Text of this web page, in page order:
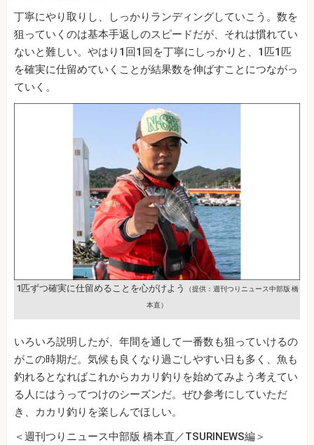
丁寧にやり取りし、しっかりランディングしていこう。数を
狙っていくのは基本手返しのスピードだが、それは慣れてい
ないと難しい。やはり1回1回を丁寧にしっかりと、1匹1匹
を確実に仕留めていくことが結果数を伸ばすことにつながっ
ていく。
1匹ずつ確実に仕留めることを心がけよう （提供：週刊つりニュース中部版 橋
本直）
いろいろ説明したが、年間を通して一番数も狙っていけるの
がこの時期だ。気候も良くなり過ごしやすい日も多く、魚も
釣れるとなればこれからカカリ釣りを始めてみよう考えてい
る人にはうってつけのシーズンだ。ぜひ参考にしていただ
き、カカリ釣りを楽しんでほしい。
＜週刊つりニュース中部版 橋本直／TSURINEWS編＞